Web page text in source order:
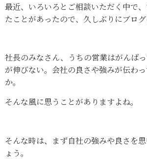
最近、いろいろとご相談いただく中で
たことがあったので、久しぶりにブログ
社長のみなさん、うちの営業はがんば
が伸びない。会社の良さや強みが伝わ
か。
そんな風に思うことがありますよね。
そんな時は、まず自社の強みや良さを
ょう。